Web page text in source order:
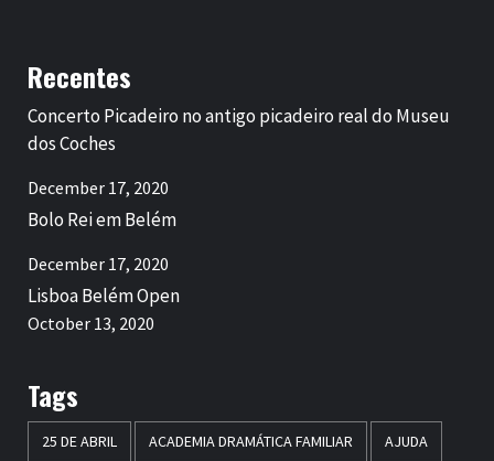
Recentes
Concerto Picadeiro no antigo picadeiro real do Museu
dos Coches
December 17, 2020
Bolo Rei em Belém
December 17, 2020
Lisboa Belém Open
October 13, 2020
Tags
25 DE ABRIL ACADEMIA DRAMÁTICA FAMILIAR AJUDA